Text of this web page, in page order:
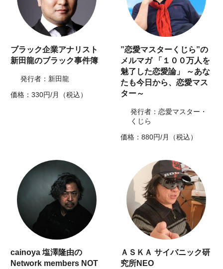
ブラック企業アナリスト
新田龍のブラック事件簿
発行者：新田龍
価格：330円/月（税込）
”恋愛マスターくじら”の
メルマガ 「１００万人を
魅了した恋愛論」 ～あな
たも今日から、恋愛マス
ター～
発行者：恋愛マスター・
くじら
価格：880円/月（税込）
cainoya 塩澤隆由の
Network members NOT
ＡＳＫＡ サイバニック研
究所NEO